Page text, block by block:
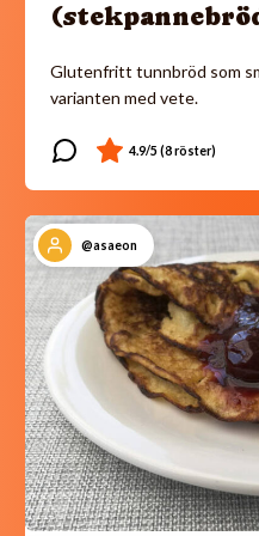
Glutenfritt tunnbröd som
varianten med vete.
@asaeon